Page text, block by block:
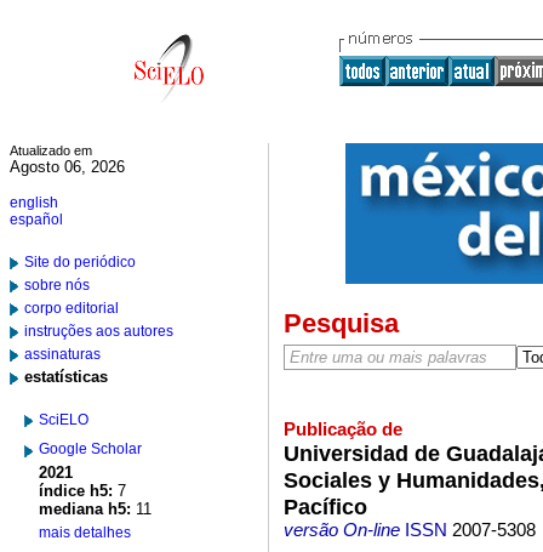
Atualizado em
Agosto 06, 2026
english
español
Site do periódico
sobre nós
corpo editorial
instruções aos autores
assinaturas
estatísticas
SciELO
Google Scholar
2021
índice h5: 7
mediana h5: 11
mais detalhes
Pesquisa
Publicação de
Universidad de
Sociales y
Pacífico
versão On-lineISSN 2007-5308